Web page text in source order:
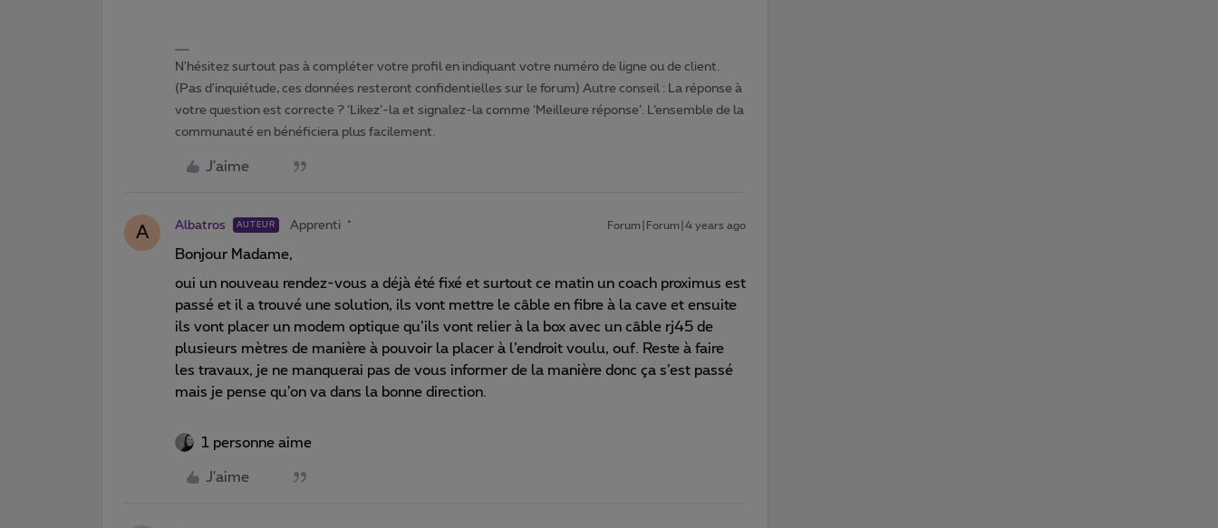
N'hésitez surtout pas à compléter votre profil en indiquant votre numéro de ligne ou de client.
(Pas d'inquiétude, ces données resteront confidentielles sur le forum) Autre conseil : La réponse à
votre question est correcte ? ‘Likez’-la et signalez-la comme ‘Meilleure réponse’. L’ensemble de la
communauté en bénéficiera plus facilement.
J'aime
A Albatros AUTEUR Apprenti Forum|Forum|4 years ago
Bonjour Madame,
oui un nouveau rendez-vous a déjà été fixé et surtout ce matin un coach proximus est
passé et il a trouvé une solution, ils vont mettre le câble en fibre à la cave et ensuite
ils vont placer un modem optique qu’ils vont relier à la box avec un câble rj45 de
plusieurs mètres de manière à pouvoir la placer à l’endroit voulu, ouf. Reste à faire
les travaux, je ne manquerai pas de vous informer de la manière donc ça s’est passé
mais je pense qu’on va dans la bonne direction.
1 personne aime
J'aime